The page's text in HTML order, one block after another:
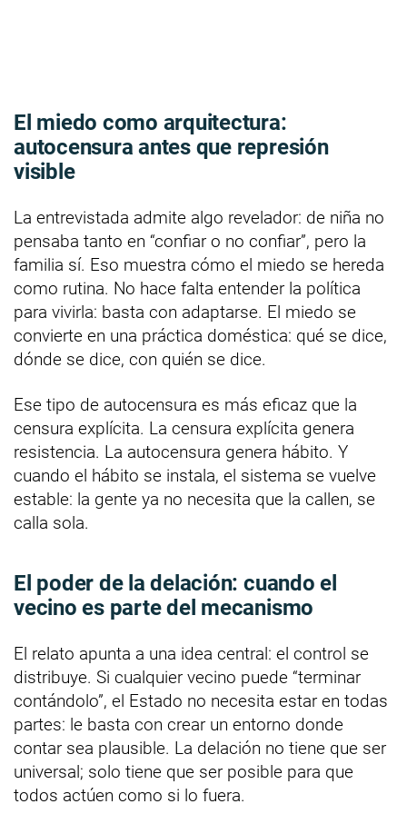
El miedo como arquitectura:
autocensura antes que represión
visible
La entrevistada admite algo revelador: de niña no
pensaba tanto en “confiar o no confiar”, pero la
familia sí. Eso muestra cómo el miedo se hereda
como rutina. No hace falta entender la política
para vivirla: basta con adaptarse. El miedo se
convierte en una práctica doméstica: qué se dice,
dónde se dice, con quién se dice.
Ese tipo de autocensura es más eficaz que la
censura explícita. La censura explícita genera
resistencia. La autocensura genera hábito. Y
cuando el hábito se instala, el sistema se vuelve
estable: la gente ya no necesita que la callen, se
calla sola.
El poder de la delación: cuando el
vecino es parte del mecanismo
El relato apunta a una idea central: el control se
distribuye. Si cualquier vecino puede “terminar
contándolo”, el Estado no necesita estar en todas
partes: le basta con crear un entorno donde
contar sea plausible. La delación no tiene que ser
universal; solo tiene que ser posible para que
todos actúen como si lo fuera.